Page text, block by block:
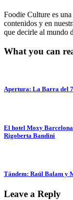
Foodie Culture es
contenidos y en
que decirle al mundo
What you can
Apertura: La Barra del
El hotel Moxy
Rigoberta Bandini
Tándem: Raül Balam y
Leave a Reply